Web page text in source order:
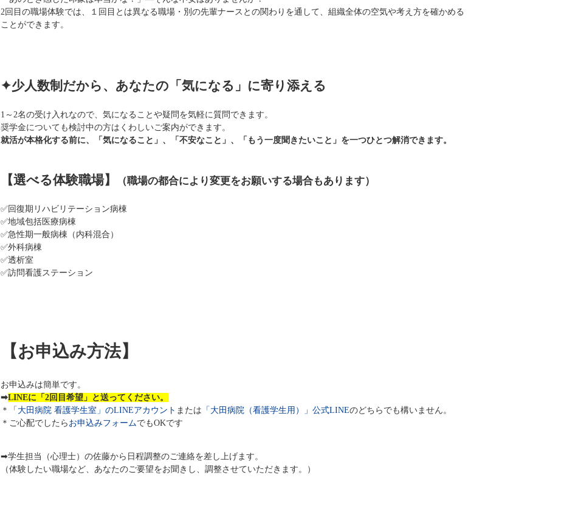
2回目の職場体験では、１回目とは異なる職場・別の先輩ナースとの関わりを通して、組織全体の空気や考え方を確かめる
ことができます。
✦少人数制だから、あなたの「気になる」に寄り添える
1～2名の受け入れなので、気になることや疑問を気軽に質問できます。
奨学金についても検討中の方はくわしいご案内ができます。
就活が本格化する前に、「気になること」、「不安なこと」、「もう一度聞きたいこと」を一つひとつ解消できます。
【選べる体験職場】 （職場の都合により変更をお願いする場合もあります）
✅回復期リハビリテーション病棟
✅地域包括医療病棟
✅急性期一般病棟（内科混合）
✅外科病棟
✅透析室
✅訪問看護ステーション
【お申込み方法】
お申込みは簡単です。
➡LINEに「2回目希望」と送ってください。
＊
「大田病院 看護学生室」のLINEアカウント または 「大田病院（看護学生用）」公式LINEのどちらでも構いません。
＊ご心配でしたら お申込みフォームでもOKです
➡学生担当（心理士）の佐藤から日程調整のご連絡を差し上げます。
（体験したい職場など、あなたのご要望をお聞きし、調整させていただきます。）